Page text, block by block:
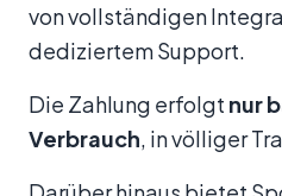
von vollständigen
dediziertem Support.
Die Zahlung erfolgt nur
Verbrauch, in völliger